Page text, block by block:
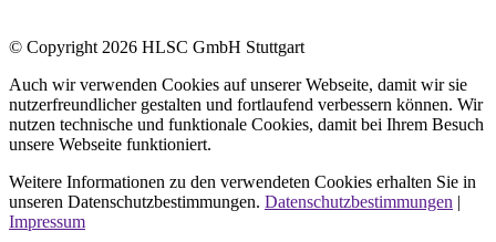
© Copyright 2026 HLSC GmbH Stuttgart
Auch wir verwenden Cookies auf unserer Webseite, damit wir sie
nutzerfreundlicher gestalten und fortlaufend verbessern können. Wir
nutzen technische und funktionale Cookies, damit bei Ihrem Besuch
unsere Webseite funktioniert.
Weitere Informationen zu den verwendeten Cookies erhalten Sie in
unseren Datenschutzbestimmungen. Datenschutzbestimmungen |
Impressum